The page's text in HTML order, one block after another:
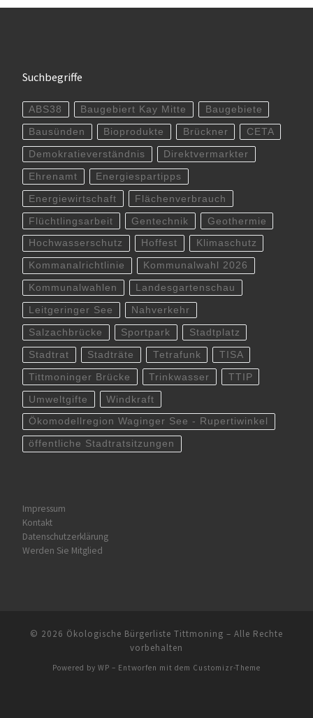
Suchbegriffe
ABS38 Baugebiert Kay Mitte Baugebiete
Bausünden Bioprodukte Brückner CETA
Demokratieverständnis Direktvermarkter
Ehrenamt Energiespartipps
Energiewirtschaft Flächenverbrauch
Flüchtlingsarbeit Gentechnik Geothermie
Hochwasserschutz Hoffest Klimaschutz
Kommanalrichtlinie Kommunalwahl 2026
Kommunalwahlen Landesgartenschau
Leitgeringer See Nahverkehr
Salzachbrücke Sportpark Stadtplatz
Stadtrat Stadträte Tetrafunk TISA
Tittmoninger Brücke Trinkwasser TTIP
Umweltgifte Windkraft
Ökomodellregion Waginger See - Rupertiwinkel
öffentliche Stadtratsitzungen
Impressum
Kontakt
Datenschutzerklärung
Werden Sie Mitglied
© 2026 Ökologische Bürgerliste Tittmoning – Alle Rechte
vorbehalten
Powered by WP – Entworfen mit dem Customizr-Theme